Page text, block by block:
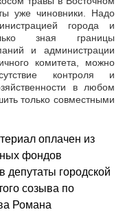
уже чиновники. Надо
города и
зная границы
и администрации
комитета, можно
контроля и
в любом
только совместными
оплачен из
фондов
депутаты городской
созыва по
Романа